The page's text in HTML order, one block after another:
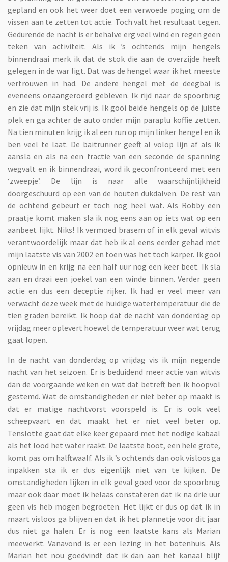
gepland en ook het weer doet een verwoede poging om de
vissen aan te zetten tot actie. Toch valt het resultaat tegen.
Gedurende de nacht is er behalve erg veel wind en regen geen
teken van activiteit. Als ik ’s ochtends mijn hengels
binnendraai merk ik dat de stok die aan de overzijde heeft
gelegen in de war ligt. Dat was de hengel waar ik het meeste
vertrouwen in had. De andere hengel met de deegbal is
eveneens onaangeroerd gebleven. Ik rijd naar de spoorbrug
en zie dat mijn stek vrij is. Ik gooi beide hengels op de juiste
plek en ga achter de auto onder mijn paraplu koffie zetten.
Na tien minuten krijg ik al een run op mijn linker hengel en ik
ben veel te laat. De baitrunner geeft al volop lijn af als ik
aansla en als na een fractie van een seconde de spanning
wegvalt en ik binnendraai, word ik geconfronteerd met een
‘zweepje’. De lijn is naar alle waarschijnlijkheid
doorgeschuurd op een van de houten dukdalven. De rest van
de ochtend gebeurt er toch nog heel wat. Als Robby een
praatje komt maken sla ik nog eens aan op iets wat op een
aanbeet lijkt. Niks! Ik vermoed brasem of in elk geval witvis
verantwoordelijk maar dat heb ik al eens eerder gehad met
mijn laatste vis van 2002 en toen was het toch karper. Ik gooi
opnieuw in en krijg na een half uur nog een keer beet. Ik sla
aan en draai een joekel van een winde binnen. Verder geen
actie en dus een deceptie rijker. Ik had er veel meer van
verwacht deze week met de huidige watertemperatuur die de
tien graden bereikt. Ik hoop dat de nacht van donderdag op
vrijdag meer oplevert hoewel de temperatuur weer wat terug
gaat lopen.
In de nacht van donderdag op vrijdag vis ik mijn negende
nacht van het seizoen. Er is beduidend meer actie van witvis
dan de voorgaande weken en wat dat betreft ben ik hoopvol
gestemd. Wat de omstandigheden er niet beter op maakt is
dat er matige nachtvorst voorspeld is. Er is ook veel
scheepvaart en dat maakt het er niet veel beter op.
Tenslotte gaat dat elke keer gepaard met het nodige kabaal
als het lood het water raakt. De laatste boot, een hele grote,
komt pas om halftwaalf. Als ik ’s ochtends dan ook visloos ga
inpakken sta ik er dus eigenlijk niet van te kijken. De
omstandigheden lijken in elk geval goed voor de spoorbrug
maar ook daar moet ik helaas constateren dat ik na drie uur
geen vis heb mogen begroeten. Het lijkt er dus op dat ik in
maart visloos ga blijven en dat ik het plannetje voor dit jaar
dus niet ga halen. Er is nog een laatste kans als Marian
meewerkt. Vanavond is er een lezing in het botenhuis. Als
Marian het nou goedvindt dat ik dan aan het kanaal blijf